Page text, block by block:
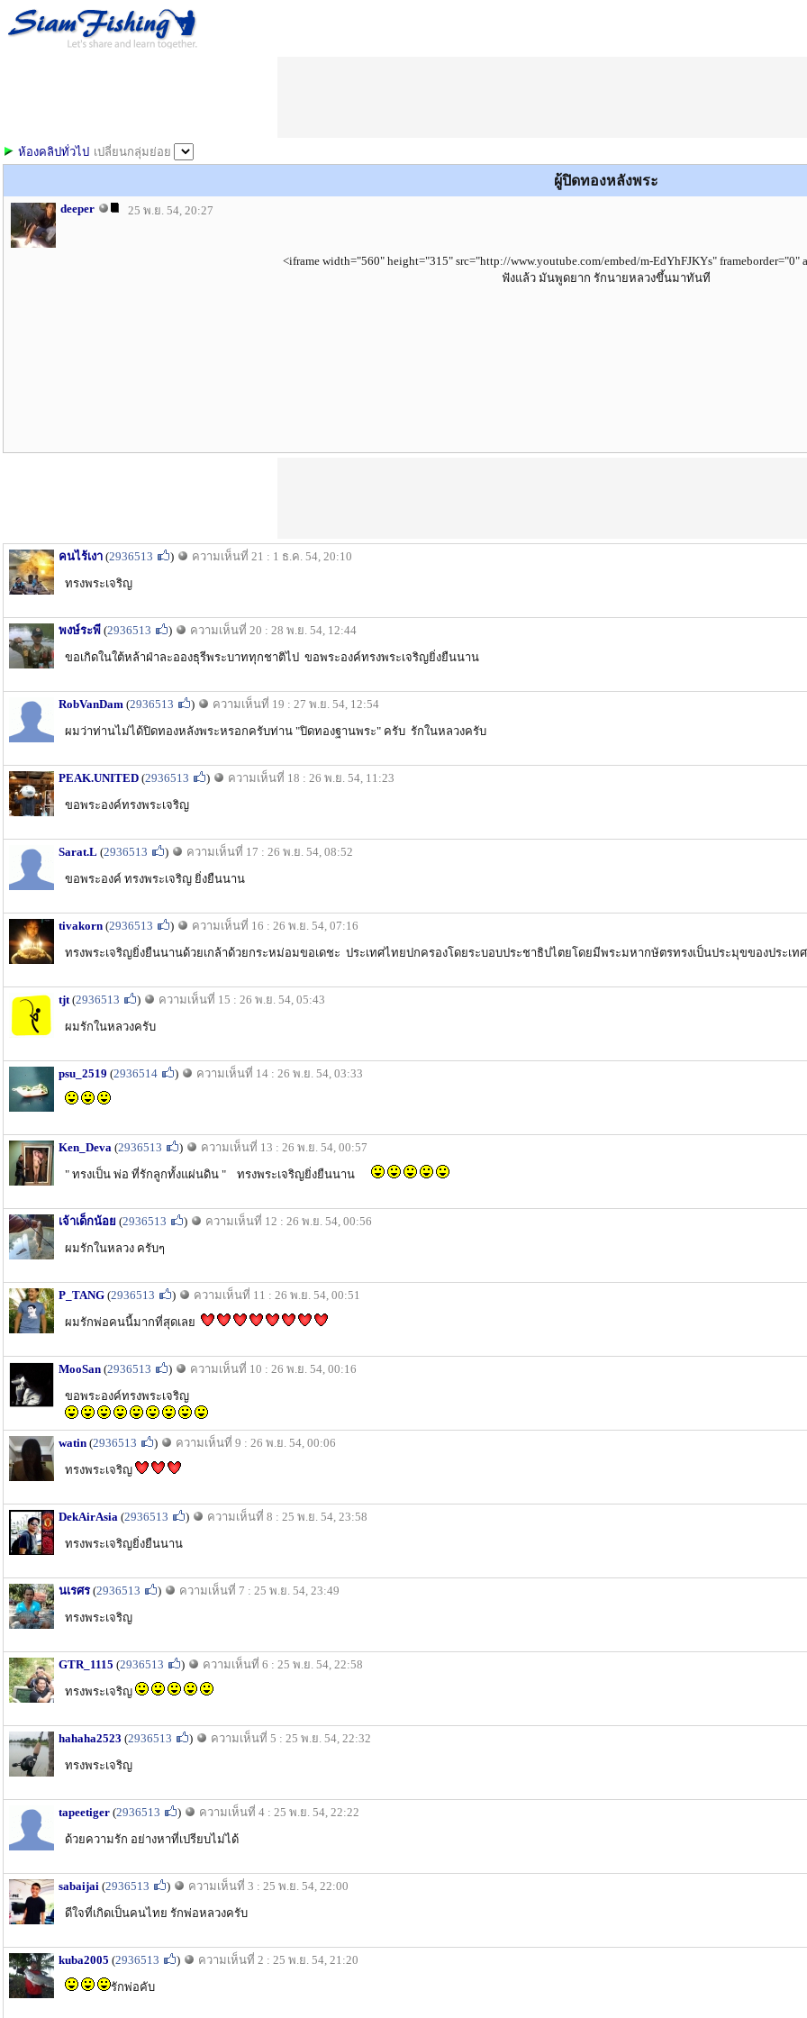
เปลี่ยนกลุ่มย่อย
ห้องคลิปทั่วไป
ผู้ปิดทองหลังพระ
deeper 25 พ.ย. 54, 20:27
<iframe width="560" height="315" src="http://www.youtube.com/embed/m-EdYhFJKYs" frameborder="0"
ฟังแล้ว มันพูดยาก รักนายหลวงขึ้นมาทันที
คนไร้เงา (2936513 ) ความเห็นที่ 21 : 1 ธ.ค. 54, 20:10
ทรงพระเจริญ
พงษ์ระพี (2936513 ) ความเห็นที่ 20 : 28 พ.ย. 54, 12:44
ขอเกิดในใต้หล้าฝ่าละอองธุรีพระบาททุกชาติไป ขอพระองค์ทรงพระเจริญยิ่งยืนนาน
RobVanDam (2936513 ) ความเห็นที่ 19 : 27 พ.ย. 54, 12:54
ผมว่าท่านไม่ได้ปิดทองหลังพระหรอกครับท่าน "ปิดทองฐานพระ" ครับ รักในหลวงครับ
PEAK.UNITED (2936513 ) ความเห็นที่ 18 : 26 พ.ย. 54, 11:23
ขอพระองค์ทรงพระเจริญ
Sarat.L (2936513 ) ความเห็นที่ 17 : 26 พ.ย. 54, 08:52
ขอพระองค์ ทรงพระเจริญ ยิ่งยืนนาน
tivakorn (2936513 ) ความเห็นที่ 16 : 26 พ.ย. 54, 07:16
ทรงพระเจริญยิ่งยืนนานด้วยเกล้าด้วยกระหม่อมขอเดชะ ประเทศไทยปกครองโดยระบอบประชาธิปไตยโดยมีพระมหากษัตรทรงเป็นประมุขของประเทศ
tjt(2936513 ) ความเห็นที่ 15 : 26 พ.ย. 54, 05:43
ผมรักในหลวงครับ
psu_2519 (2936514 ) ความเห็นที่ 14 : 26 พ.ย. 54, 03:33
Ken_Deva (2936513 ) ความเห็นที่ 13 : 26 พ.ย. 54, 00:57
" ทรงเป็น พ่อ ที่รักลูกทั้งแผ่นดิน " ทรงพระเจริญยิ่งยืนนาน
เจ้าเด็กน้อย (2936513 ) ความเห็นที่ 12 : 26 พ.ย. 54, 00:56
ผมรักในหลวง ครับๆ
P_TANG (2936513 ) ความเห็นที่ 11 : 26 พ.ย. 54, 00:51
ผมรักพ่อคนนี้มากที่สุดเลย
MooSan (2936513 ) ความเห็นที่ 10 : 26 พ.ย. 54, 00:16
ขอพระองค์ทรงพระเจริญ
watin (2936513 ) ความเห็นที่ 9 : 26 พ.ย. 54, 00:06
ทรงพระเจริญ
DekAirAsia (2936513 ) ความเห็นที่ 8 : 25 พ.ย. 54, 23:58
ทรงพระเจริญยิ่งยืนนาน
นเรศร (2936513 ) ความเห็นที่ 7 : 25 พ.ย. 54, 23:49
ทรงพระเจริญ
GTR_1115 (2936513 ) ความเห็นที่ 6 : 25 พ.ย. 54, 22:58
ทรงพระเจริญ
hahaha2523 (2936513 ) ความเห็นที่ 5 : 25 พ.ย. 54, 22:32
ทรงพระเจริญ
tapeetiger (2936513 ) ความเห็นที่ 4 : 25 พ.ย. 54, 22:22
ด้วยความรัก อย่างหาที่เปรียบไม่ได้
sabaijai (2936513 ) ความเห็นที่ 3 : 25 พ.ย. 54, 22:00
ดีใจที่เกิดเป็นคนไทย รักพ่อหลวงครับ
kuba2005 (2936513 ) ความเห็นที่ 2 : 25 พ.ย. 54, 21:20
รักพ่อคับ